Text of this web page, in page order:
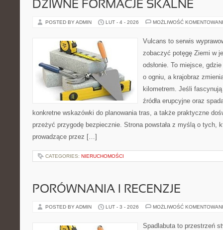
DZIWNE FORMACJE SKALNE
POSTED BY ADMIN LUT - 4 - 2026 MOŻLIWOŚĆ
Vulcans to serwis
zobaczyć potęgę Ziemi w
odsłonie. To miejsce,
o ogniu, a krajobraz
kilometrem. Jeśli
źródła erupcyjne oraz
konkretne wskazówki do planowania tras, a także praktyczne
przeżyć przygodę bezpiecznie. Strona powstała z myślą o tych,
prowadzące przez […]
CATEGORIES: NIERUCHOMOŚCI
PORÓWNANIA I RECENZJE
POSTED BY ADMIN LUT - 3 - 2026 MOŻLIWOŚĆ
Spadlabuta to przestrzeń